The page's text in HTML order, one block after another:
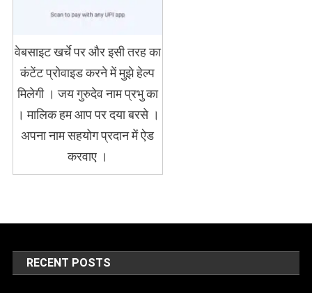
वेबसाइट खर्चे पर और इसी तरह का
कंटेंट प्रोवाइड करने में मुझे हेल्प
मिलेगी । जय गुरुदेव नाम प्रभु का
। मालिक हम आप पर दया बरसे ।
अपना नाम सहयोग प्रदान में ऐड
करवाए ।
RECENT POSTS